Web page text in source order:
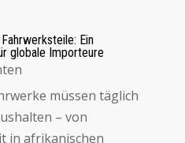
Ein
globale Importeure
müssen täglich
– von
in afrikanischen